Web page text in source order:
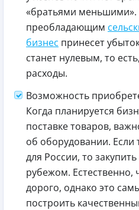
«братьями меньшими».
преобладающим
бизнес принесет
станет нулевым, то
расходы.
Возможность
Когда планируется
поставке товаров,
об оборудовании. Если
для России, то закупить
рубежом. Естественно,
дорого, однако это
построить